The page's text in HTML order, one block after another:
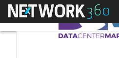
Menú